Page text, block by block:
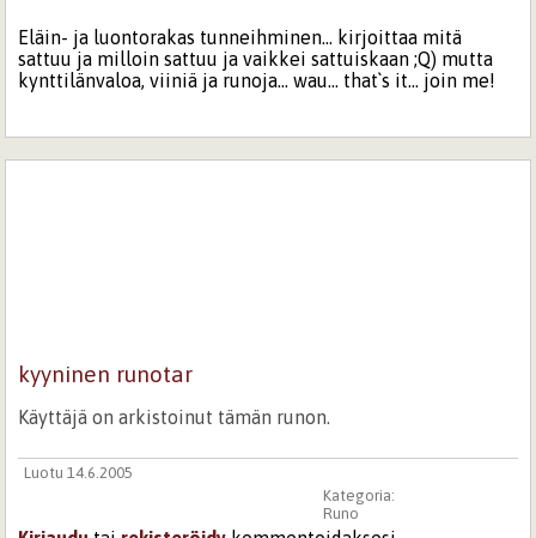
Eläin- ja luontorakas tunneihminen... kirjoittaa mitä
sattuu ja milloin sattuu ja vaikkei sattuiskaan ;Q) mutta
kynttilänvaloa, viiniä ja runoja... wau... that`s it... join me!
kyyninen runotar
Käyttäjä on arkistoinut tämän runon.
Luotu 14.6.2005
Kategoria:
Runo